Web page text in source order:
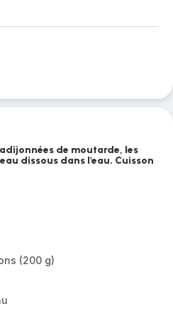
de moutarde, les
dissous dans l'eau. Cuisson
(200 g)